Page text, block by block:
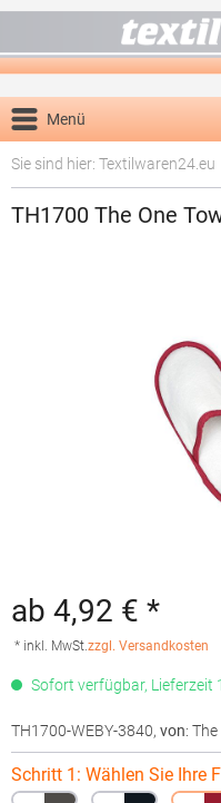
Menü
Sie sind hier: Textilwaren24.eu
TH1700 The One
ab 4,92 € *
* inkl. MwSt.zzgl. Versandkosten
Sofort verfügbar, Lieferzeit
TH1700-WEBY-3840, von:
Schritt 1: Wählen Sie Ihre